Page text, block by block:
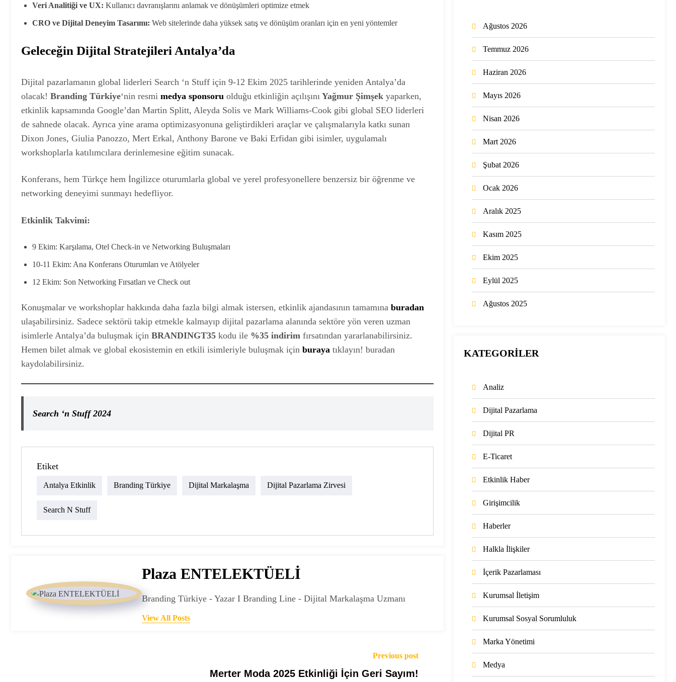
Veri Analitiği ve UX: Kullanıcı davranışlarını anlamak ve dönüşümleri optimize etmek
CRO ve Dijital Deneyim Tasarımı: Web sitelerinde daha yüksek satış ve dönüşüm oranları için en yeni yöntemler
Geleceğin Dijital Stratejileri Antalya’da
Dijital pazarlamanın global liderleri Search ‘n Stuff için 9-12 Ekim 2025 tarihlerinde yeniden Antalya’da
olacak! Branding Türkiye‘nin resmi medya sponsoru olduğu etkinliğin açılışını Yağmur Şimşek yaparken,
etkinlik kapsamında Google’dan Martin Splitt, Aleyda Solis ve Mark Williams-Cook gibi global SEO liderleri
de sahnede olacak. Ayrıca yine arama optimizasyonuna geliştirdikleri araçlar ve çalışmalarıyla katkı sunan
Dixon Jones, Giulia Panozzo, Mert Erkal, Anthony Barone ve Baki Erfidan gibi isimler, uygulamalı
workshoplarla katılımcılara derinlemesine eğitim sunacak.
Konferans, hem Türkçe hem İngilizce oturumlarla global ve yerel profesyonellere benzersiz bir öğrenme ve
networking deneyimi sunmayı hedefliyor.
Etkinlik Takvimi:
9 Ekim: Karşılama, Otel Check-in ve Networking Buluşmaları
10-11 Ekim: Ana Konferans Oturumları ve Atölyeler
12 Ekim: Son Networking Fırsatları ve Check out
Konuşmalar ve workshoplar hakkında daha fazla bilgi almak istersen, etkinlik ajandasının tamamına buradan
ulaşabilirsiniz. Sadece sektörü takip etmekle kalmayıp dijital pazarlama alanında sektöre yön veren uzman
isimlerle Antalya’da buluşmak için BRANDINGT35 kodu ile %35 indirim fırsatından yararlanabilirsiniz.
Hemen bilet almak ve global ekosistemin en etkili isimleriyle buluşmak için buraya tıklayın! buradan
kaydolabilirsiniz.
Search ‘n Stuff 2024
Etiket
Antalya Etkinlik Branding Türkiye Dijital Markalaşma Dijital Pazarlama Zirvesi
Search N Stuff
Plaza ENTELEKTÜELİ
Branding Türkiye - Yazar I Branding Line - Dijital Markalaşma Uzmanı
View All Posts
Previous post
Merter Moda 2025 Etkinliği İçin Geri Sayım!
Ağustos 2026
Temmuz 2026
Haziran 2026
Mayıs 2026
Nisan 2026
Mart 2026
Şubat 2026
Ocak 2026
Aralık 2025
Kasım 2025
Ekim 2025
Eylül 2025
Ağustos 2025
KATEGORİLER
Analiz
Dijital Pazarlama
Dijital PR
E-Ticaret
Etkinlik Haber
Girişimcilik
Haberler
Halkla İlişkiler
İçerik Pazarlaması
Kurumsal İletişim
Kurumsal Sosyal Sorumluluk
Marka Yönetimi
Medya